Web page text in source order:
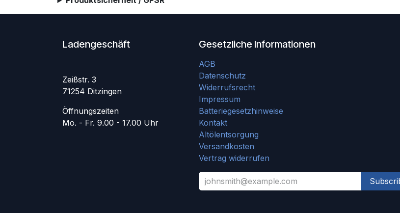
Ladengeschäft
Zeißstr. 3
71254 Ditzingen
Öffnungszeiten
Mo. - Fr. 9.00 - 17.00 Uhr
Gesetzliche Informationen
AGB
Datenschutz
Widerrufsrecht
Impressum
Batteriegesetzhinweise
Kontakt
Altölentsorgung
Versandkosten
Vertrag widerrufen